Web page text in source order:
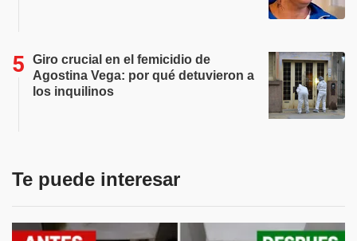
Giro crucial en el femicidio de
Agostina Vega: por qué detuvieron a
los inquilinos
Te puede interesar